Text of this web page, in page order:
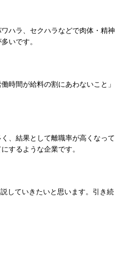
ハラ、セクハラなどで肉体・精神
いです。
時間が給料の割にあわないこと」
、結果として離職率が高くなって
するような企業です。
していきたいと思います。引き続